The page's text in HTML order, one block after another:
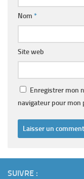
Nom *
Site web
Enregistrer mon
navigateur pour mon
SUIVRE :